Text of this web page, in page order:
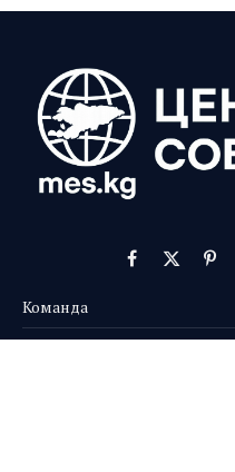
Facebook
X
Команда